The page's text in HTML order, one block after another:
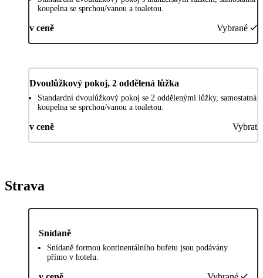
koupelna se sprchou/vanou a toaletou.
v ceně Vybrané
Dvoulůžkový pokoj, 2 oddělená lůžka
Standardní dvoulůžkový pokoj se 2 oddělenými lůžky, samostatná
koupelna se sprchou/vanou a toaletou.
v ceně Vybrat
Strava
Snídaně
Snídaně formou kontinentálního bufetu jsou podávány
přímo v hotelu.